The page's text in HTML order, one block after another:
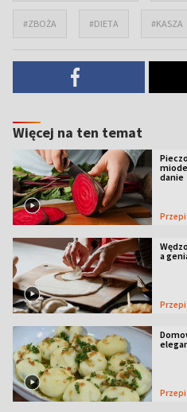
#ZBOŻA #DIETA #KASZA
Więcej na ten temat
danie
a